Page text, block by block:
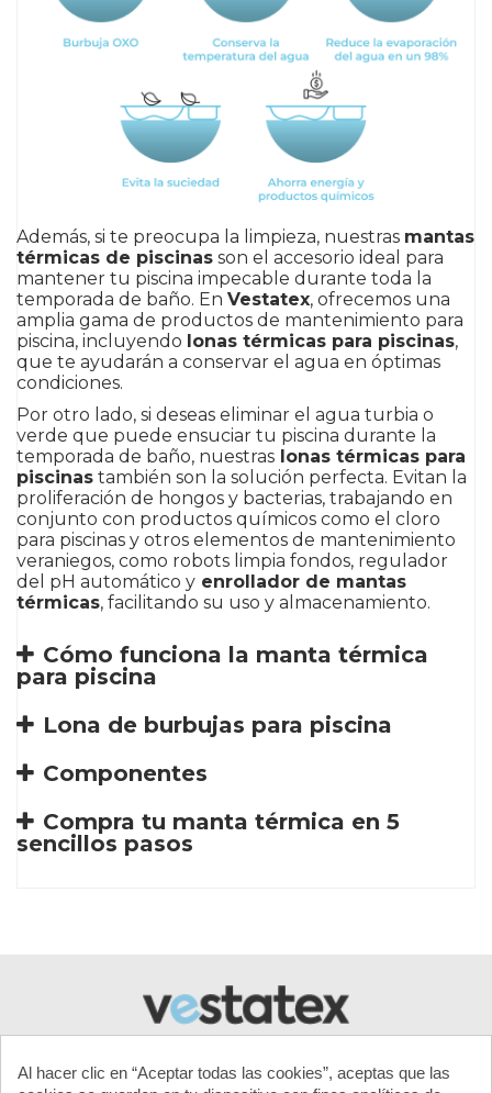
Además, si te preocupa la limpieza, nuestras mantas
térmicas de piscinas son el accesorio ideal para
mantener tu piscina impecable durante toda la
temporada de baño. En Vestatex, ofrecemos una
amplia gama de productos de mantenimiento para
piscina, incluyendo lonas térmicas para piscinas,
que te ayudarán a conservar el agua en óptimas
condiciones.
Por otro lado, si deseas eliminar el agua turbia o
verde que puede ensuciar tu piscina durante la
temporada de baño, nuestras lonas térmicas para
piscinas también son la solución perfecta. Evitan la
proliferación de hongos y bacterias, trabajando en
conjunto con productos químicos como el cloro
para piscinas y otros elementos de mantenimiento
veraniegos, como robots limpia fondos, regulador
del pH automático y enrollador de mantas
térmicas, facilitando su uso y almacenamiento.
Cómo funciona la manta térmica
para piscina
Lona de burbujas para piscina
Componentes
Compra tu manta térmica en 5
sencillos pasos
Al hacer clic en “Aceptar todas las cookies”, aceptas que las